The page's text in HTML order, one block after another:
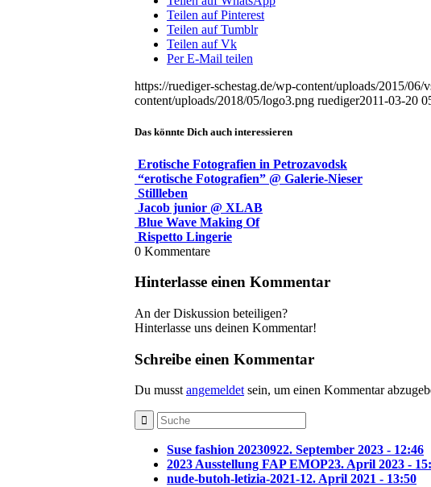
Teilen auf Pinterest
Teilen auf Tumblr
Teilen auf Vk
Per E-Mail teilen
https://ruediger-schestag.de/wp-content/uploads/2015/06/
content/uploads/2018/05/logo3.png ruediger2011-03-20
Das könnte Dich auch interessieren
Erotische Fotografien in Petrozavodsk
“erotische Fotografien” @ Galerie-Nieser
Stillleben
Jacob junior @ XLAB
Blue Wave Making Of
Rispetto Lingerie
0 Kommentare
Hinterlasse einen Kommentar
An der Diskussion beteiligen?
Hinterlasse uns deinen Kommentar!
Schreibe einen Kommentar
Du musst angemeldet sein, um einen Kommentar
Suse fashion 20230922. September 2023 - 12:46
2023 Ausstellung FAP EMOP23. April 2023 -
nude-butoh-letizia-2021-12. April 2021 - 13:50